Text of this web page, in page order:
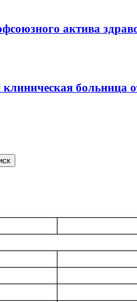
актива
клиническая больница